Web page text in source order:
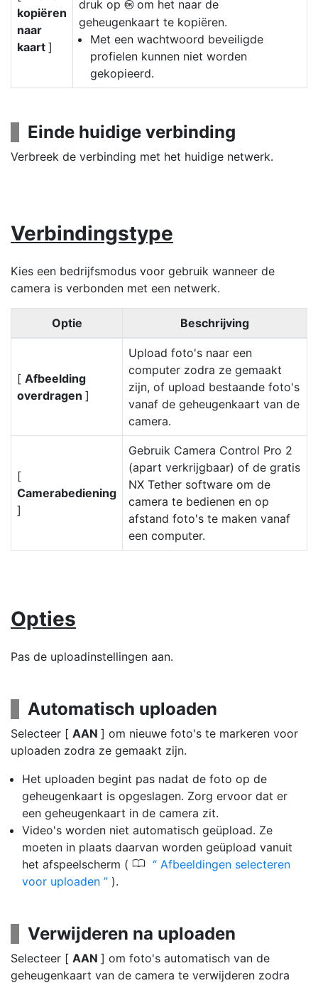
kopiëren
naar
kaart ]
druk op J om het naar de
geheugenkaart te kopiëren.
Met een wachtwoord beveiligde
profielen kunnen niet worden
gekopieerd.
Einde huidige verbinding
Verbreek de verbinding met het huidige netwerk.
Verbindingstype
Kies een bedrijfsmodus voor gebruik wanneer de
camera is verbonden met een netwerk.
Optie Beschrijving
[ Afbeelding
overdragen ]
Upload foto's naar een
computer zodra ze gemaakt
zijn, of upload bestaande foto's
vanaf de geheugenkaart van de
camera.
[
Camerabediening
]
Gebruik Camera Control Pro 2
(apart verkrijgbaar) of de gratis
NX Tether software om de
camera te bedienen en op
afstand foto's te maken vanaf
een computer.
Opties
Pas de uploadinstellingen aan.
Automatisch uploaden
Selecteer [ AAN ] om nieuwe foto's te markeren voor
uploaden zodra ze gemaakt zijn.
Het uploaden begint pas nadat de foto op de
geheugenkaart is opgeslagen. Zorg ervoor dat er
een geheugenkaart in de camera zit.
Video's worden niet automatisch geüpload. Ze
moeten in plaats daarvan worden geüpload vanuit
het afspeelscherm ( 0
Afbeeldingen selecteren
voor uploaden
).
Verwijderen na uploaden
Selecteer [ AAN ] om foto's automatisch van de
geheugenkaart van de camera te verwijderen zodra